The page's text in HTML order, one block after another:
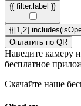
{{ filter.label }}
Оплатить по QR
Наведите камеру
бесплатное
Скачайте наше